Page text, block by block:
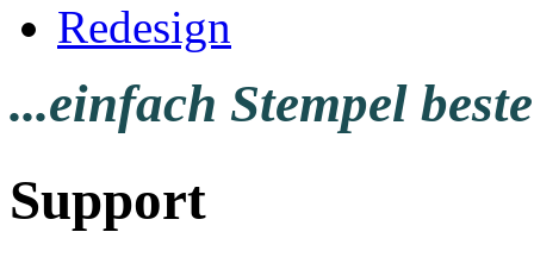
Redesign
...einfach Stempel
Support